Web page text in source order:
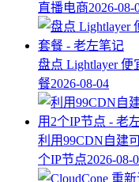
直播电商2026-08-
盘点 Lightlayer 便
餐2026-08-04
利用99CDN自建
个IP节点2026-08-